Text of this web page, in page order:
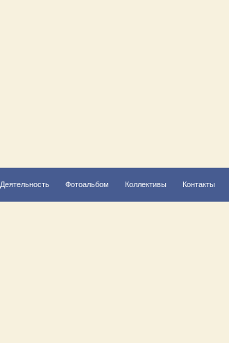
Деятельность Фотоальбом Коллективы Контакты